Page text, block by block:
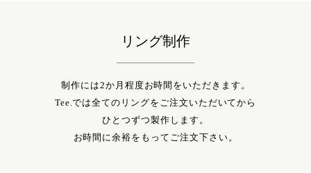
リング制作
制作には2か月程度お時間をいただきます。
Tee.では全てのリングをご注文いただいてから
ひとつずつ製作します。
お時間に余裕をもってご注文下さい。